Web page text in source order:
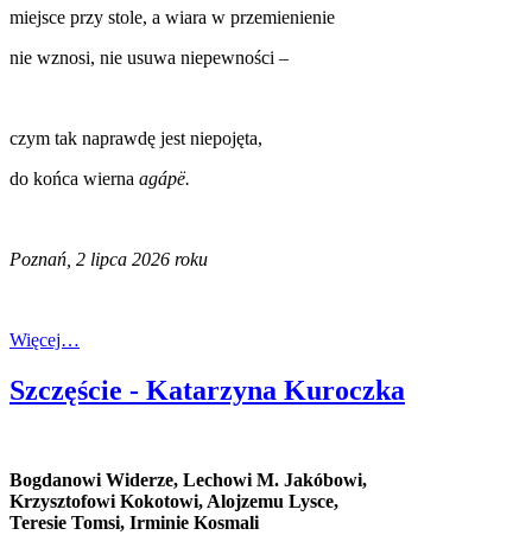
miejsce przy stole, a wiara w przemienienie
nie wznosi, nie usuwa niepewności –
czym tak naprawdę jest niepojęta,
do końca wierna agápë.
Poznań, 2 lipca 2026 roku
Więcej…
Szczęście - Katarzyna Kuroczka
Bogdanowi Widerze, Lechowi M. Jakóbowi,
Krzysztofowi Kokotowi, Alojzemu Lysce,
Teresie Tomsi, Irminie Kosmali